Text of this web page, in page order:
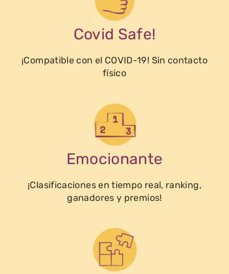
Covid Safe!
¡Compatible con el COVID-19! Sin contacto
físico
Emocionante
¡Clasificaciones en tiempo real, ranking,
ganadores y premios!